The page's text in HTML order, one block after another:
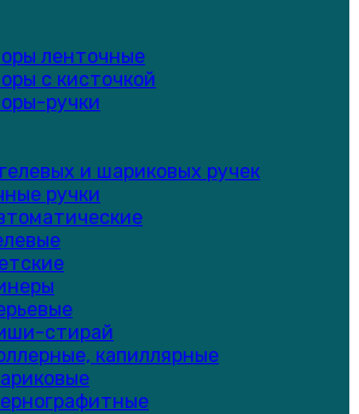
ленточные
с кисточкой
ручки
и шариковых ручек
ручки
стирай
капиллярные